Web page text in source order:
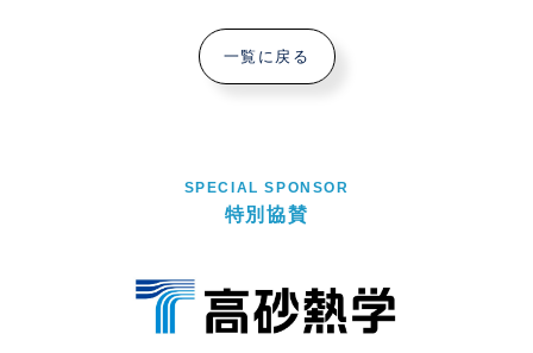
一覧に戻る
SPECIAL SPONSOR
特別協賛